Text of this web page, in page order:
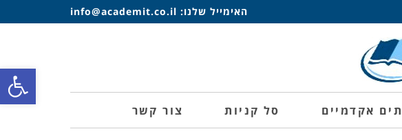
האימייל שלנו: info@academit.co.il
אקדמיים סל קניות צור קשר
פתח